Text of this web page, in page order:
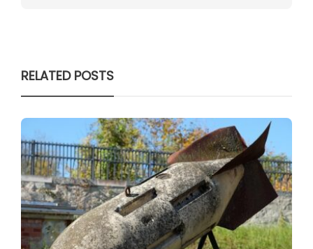
RELATED POSTS